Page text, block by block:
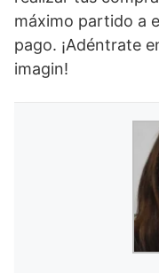
máximo partido a
pago. ¡Adéntrate
imagin!